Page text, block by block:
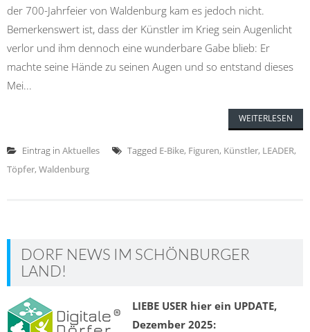
der 700-Jahrfeier von Waldenburg kam es jedoch nicht.
Bemerkenswert ist, dass der Künstler im Krieg sein Augenlicht
verlor und ihm dennoch eine wunderbare Gabe blieb: Er
machte seine Hände zu seinen Augen und so entstand dieses
Mei...
WEITERLESEN
Eintrag in Aktuelles Tagged E-Bike, Figuren, Künstler, LEADER,
Töpfer, Waldenburg
DORF NEWS IM SCHÖNBURGER
LAND!
LIEBE USER hier ein UPDATE,
Dezember 2025: